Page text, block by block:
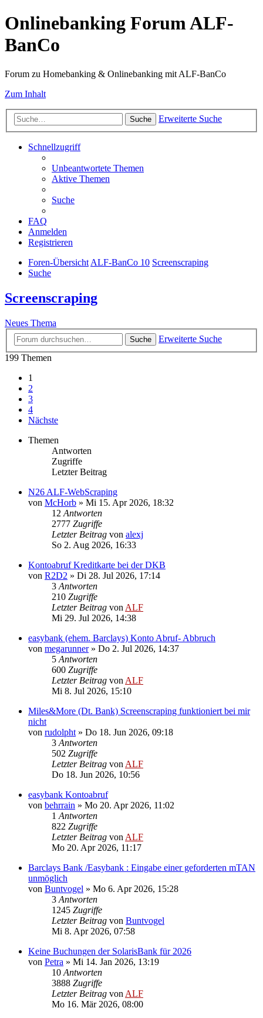
Onlinebanking Forum ALF-
BanCo
Forum zu Homebanking & Onlinebanking mit ALF-BanCo
Zum Inhalt
Suche Erweiterte Suche
Schnellzugriff
Unbeantwortete Themen
Aktive Themen
Suche
FAQ
Anmelden
Registrieren
Foren-ÜbersichtALF-BanCo 10 Screenscraping
Suche
Screenscraping
Neues Thema
Suche
Erweiterte Suche
199 Themen
1
2
3
4
Nächste
Themen
Antworten
Zugriffe
Letzter Beitrag
N26 ALF-WebScraping
von McHorb » Mi 15. Apr 2026, 18:32
12 Antworten
2777 Zugriffe
Letzter Beitrag von alexj
So 2. Aug 2026, 16:33
Kontoabruf Kreditkarte bei der DKB
von R2D2 » Di 28. Jul 2026, 17:14
3 Antworten
210 Zugriffe
Letzter Beitrag von ALF
Mi 29. Jul 2026, 14:38
easybank (ehem. Barclays) Konto Abruf- Abbruch
von megarunner» Do 2. Jul 2026, 14:37
5 Antworten
600 Zugriffe
Letzter Beitrag von ALF
Mi 8. Jul 2026, 15:10
Miles&More (Dt. Bank) Screenscraping funktioniert bei mir
nicht
von rudolpht » Do 18. Jun 2026, 09:18
3 Antworten
502 Zugriffe
Letzter Beitrag von ALF
Do 18. Jun 2026, 10:56
easybank Kontoabruf
von behrrain » Mo 20. Apr 2026, 11:02
1 Antworten
822 Zugriffe
Letzter Beitrag von ALF
Mo 20. Apr 2026, 11:17
Barclays Bank /Easybank : Eingabe einer geforderten mTAN
unmöglich
von Buntvogel » Mo 6. Apr 2026, 15:28
3 Antworten
1245 Zugriffe
Letzter Beitrag von Buntvogel
Mi 8. Apr 2026, 07:58
Keine Buchungen der SolarisBank für 2026
von Petra » Mi 14. Jan 2026, 13:19
10 Antworten
3888 Zugriffe
Letzter Beitrag von ALF
Mo 16. Mär 2026, 08:00